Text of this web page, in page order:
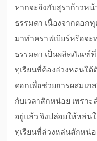
หากจะอิงกับสุราก้าวห
ธรรมดา เนื่องจากดอก
มาทำคราฟเบียร์หรือจ
ธรรมดา เป็นผลิตภัณฑ์
ทุเรียนที่ต้องล่วงหล่นใ
ดอกเพื่อช่วยการผสมเก
กับเวลาสักหน่อย เพรา
อยู่แล้ว จึงปล่อยให้หล่น
ทุเรียนที่ล่วงหล่นสักหน่